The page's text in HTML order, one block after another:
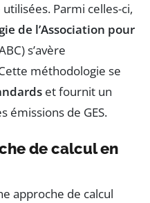
Parmi celles-ci,
de l’Association pour
s’avère
méthodologie se
et fournit un
émissions de GES.
de calcul en
approche de calcul